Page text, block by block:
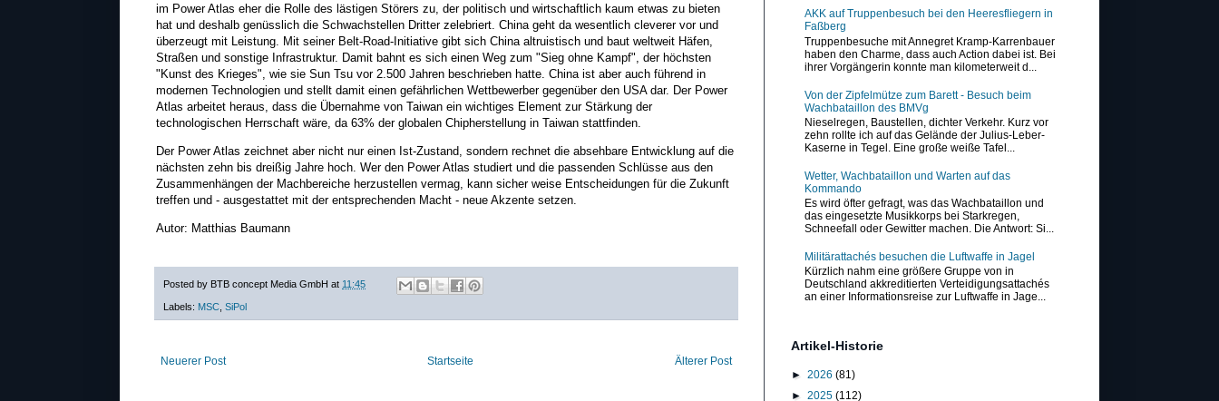
im Power Atlas eher die Rolle des lästigen Störers zu, der politisch und wirtschaftlich kaum etwas zu bieten
hat und deshalb genüsslich die Schwachstellen Dritter zelebriert. China geht da wesentlich cleverer vor und
überzeugt mit Leistung. Mit seiner Belt-Road-Initiative gibt sich China altruistisch und baut weltweit Häfen,
Straßen und sonstige Infrastruktur. Damit bahnt es sich einen Weg zum "Sieg ohne Kampf", der höchsten
"Kunst des Krieges", wie sie Sun Tsu vor 2.500 Jahren beschrieben hatte. China ist aber auch führend in
modernen Technologien und stellt damit einen gefährlichen Wettbewerber gegenüber den USA dar. Der Power
Atlas arbeitet heraus, dass die Übernahme von Taiwan ein wichtiges Element zur Stärkung der
technologischen Herrschaft wäre, da 63% der globalen Chipherstellung in Taiwan stattfinden.
Der Power Atlas zeichnet aber nicht nur einen Ist-Zustand, sondern rechnet die absehbare Entwicklung auf die
nächsten zehn bis dreißig Jahre hoch. Wer den Power Atlas studiert und die passenden Schlüsse aus den
Zusammenhängen der Machbereiche herzustellen vermag, kann sicher weise Entscheidungen für die Zukunft
treffen und - ausgestattet mit der entsprechenden Macht - neue Akzente setzen.
Autor: Matthias Baumann
Posted by BTB concept Media GmbH at 11:45
Labels: MSC SiPol
Neuerer Post Älterer Post
Startseite
AKK auf Truppenbesuch bei den Heeresfliegern in
Faßberg
Truppenbesuche mit Annegret Kramp-Karrenbauer
haben den Charme, dass auch Action dabei ist. Bei
ihrer Vorgängerin konnte man kilometerweit d...
Von der Zipfelmütze zum Barett - Besuch beim
Wachbataillon des BMVg
Nieselregen, Baustellen, dichter Verkehr. Kurz vor
zehn rollte ich auf das Gelände der Julius-Leber-
Kaserne in Tegel. Eine große weiße Tafel...
Wetter, Wachbataillon und Warten auf das
Kommando
Es wird öfter gefragt, was das Wachbataillon und
das eingesetzte Musikkorps bei Starkregen,
Schneefall oder Gewitter machen. Die Antwort: Si...
Militärattachés besuchen die Luftwaffe in Jagel
Kürzlich nahm eine größere Gruppe von in
Deutschland akkreditierten Verteidigungsattachés
an einer Informationsreise zur Luftwaffe in Jage...
Artikel-Historie
► 2026 (81)
► 2025 (112)